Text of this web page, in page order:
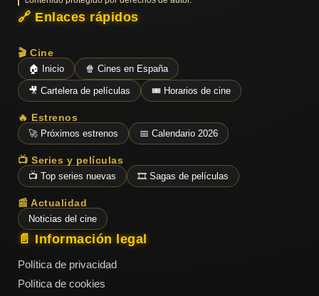
🔗 Enlaces rápidos
🎬 Cine
🏠 Inicio 🍿 Cines en España
🎥 Cartelera de películas 🎟️ Horarios de cine
🔥 Estrenos
🚀 Próximos estrenos 📅 Calendario 2026
📺 Series y películas
📺 Top series nuevas 🎞️ Sagas de películas
📰 Actualidad
Noticias del cine
📄 Información legal
Política de privacidad
Política de cookies